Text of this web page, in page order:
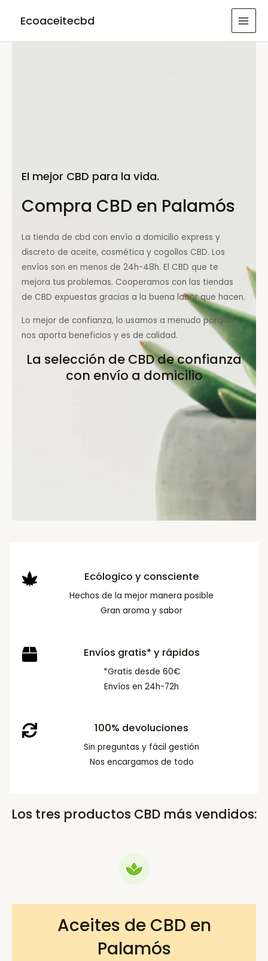
Ecoaceitecbd
El mejor CBD para la vida.
Compra CBD en Palamós
La tienda de cbd con envío a domicilio express y
discreto de aceite, cosmética y cogollos CBD. Los
envíos son en menos de 24h-48h. El CBD que te
mejora tus problemas. Cooperamos con las tiendas
de CBD expuestas gracias a la buena labor que hacen.
Lo mejor de confianza, lo usamos a menudo porque
nos aporta beneficios y es de calidad.
La selección de CBD de confianza
con envío a domicilio
Ecólogico y consciente
Hechos de la mejor manera posible
Gran aroma y sabor
Envíos gratis* y rápidos
*Gratis desde 60€
Envíos en 24h-72h
100% devoluciones
Sin preguntas y fácil gestión
Nos encargamos de todo
Los tres productos CBD más vendidos:
Aceites de CBD en
Palamós